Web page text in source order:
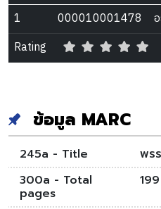
1
000010001478
Rating
ข้อมูล MARC
245a - Title
พร
300a - Total
pages